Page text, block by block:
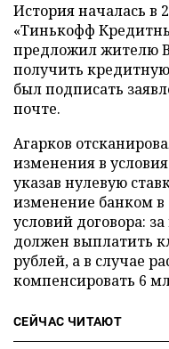
История началась в
«Тинькофф
предложил жителю
получить
был подписать
почте.
Агарков
изменения в
указав нулевую
изменение банком
условий договора:
должен выплатить
рублей, а в случае
компенсировать 6
СЕЙЧАС ЧИТАЮТ